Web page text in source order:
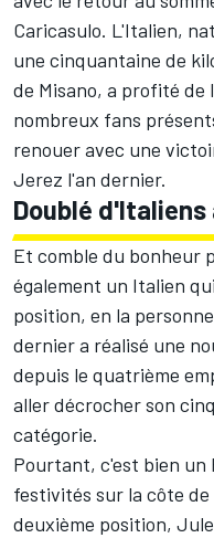
Caricasulo. L'Italien,
une cinquantaine de
de Misano, a profité de
nombreux fans
renouer avec une
Jerez l'an dernier.
Doublé d'Italiens
Et comble du bonheur
également un Italien
position, en la
dernier a réalisé une
depuis le quatrième
aller décrocher son
catégorie.
Pourtant, c'est bien un
festivités sur la côte
deuxième position,